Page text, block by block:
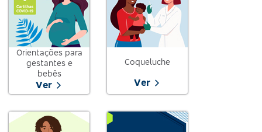
Orientações para
gestantes e
bebês
Ver
Coqueluche
Ver